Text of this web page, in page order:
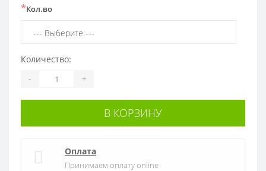
*Кол.во
Количество:
- +
В КОРЗИНУ
Оплата
Принимаем оплату online